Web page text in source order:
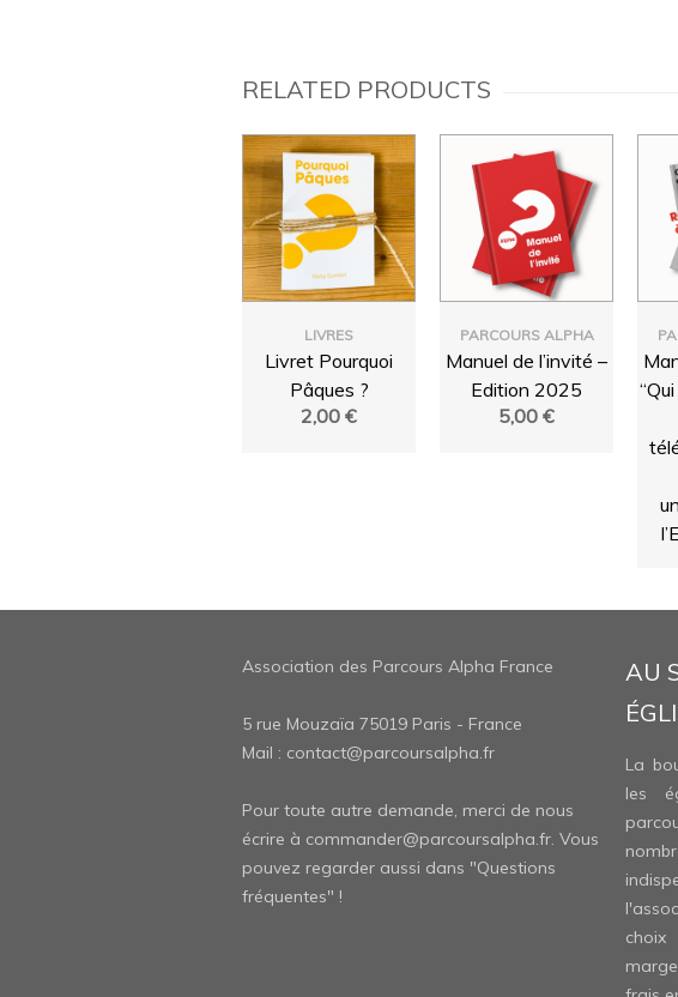
RELATED PRODUCTS
LIVRES
Livret Pourquoi
Pâques ?
2,00 €
PARCOURS ALPHA
Manuel de l’invité –
Edition 2025
5,00 €
Association des Parcours Alpha France
5 rue Mouzaïa 75019 Paris - France
Mail : contact@parcoursalpha.fr
Pour toute autre demande, merci de nous
écrire à commander@parcoursalpha.fr. Vous
pouvez regarder aussi dans "Questions
fréquentes" !
AU
La
les